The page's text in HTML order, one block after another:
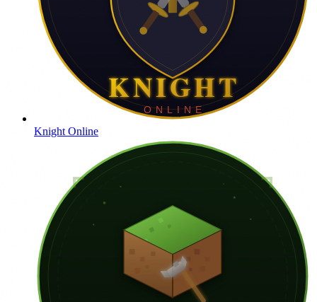
Knight Online